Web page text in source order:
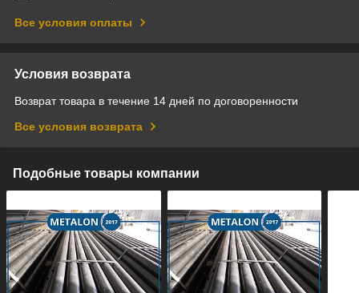
Все условия оплаты
Условия возврата
Возврат товара в течение 14 дней по договоренности
Все условия возврата
Подобные товары компании